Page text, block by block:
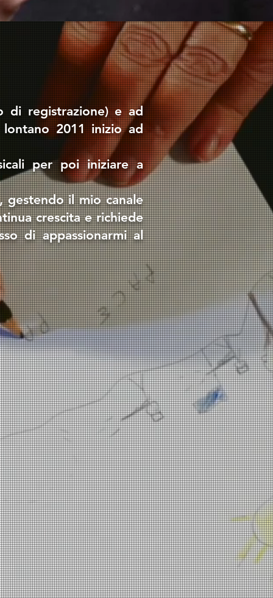
di registrazione) e ad
lontano 2011 inizio ad
per poi iniziare a
gestendo il mio canale
crescita e richiede
di appassionarmi al